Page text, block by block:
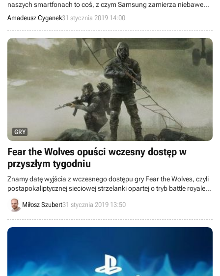
naszych smartfonach to coś, z czym Samsung zamierza niebawem
skończyć. Koncern właśnie rozpoczął produkcję modułów pamięci
eUFS o pojemności 1 TB.
Amadeusz Cyganek31 stycznia 2019 14:00
GRY
Fear the Wolves opuści wczesny dostęp w
przyszłym tygodniu
Znamy datę wyjścia z wczesnego dostępu gry Fear the Wolves, czyli
postapokaliptycznej sieciowej strzelanki opartej o tryb battle royale
od studia Vostok Games. Nastąpi to 6 lutego, wraz z dużą
aktualizacją. Ponadto od 6 do 12 lutego tytuł będzie można
Miłosz Szubert31 stycznia 2019 13:50